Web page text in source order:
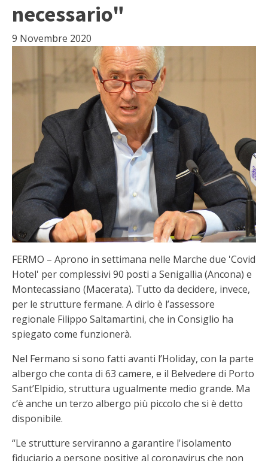
necessario"
9 Novembre 2020
FERMO – Aprono in settimana nelle Marche due 'Covid
Hotel' per complessivi 90 posti a Senigallia (Ancona) e
Montecassiano (Macerata). Tutto da decidere, invece,
per le strutture fermane. A dirlo è l’assessore
regionale Filippo Saltamartini, che in Consiglio ha
spiegato come funzionerà.
Nel Fermano si sono fatti avanti l’Holiday, con la parte
albergo che conta di 63 camere, e il Belvedere di Porto
Sant’Elpidio, struttura ugualmente medio grande. Ma
c’è anche un terzo albergo più piccolo che si è detto
disponibile.
“Le strutture serviranno a garantire l'isolamento
fiduciario a persone positive al coronavirus che non